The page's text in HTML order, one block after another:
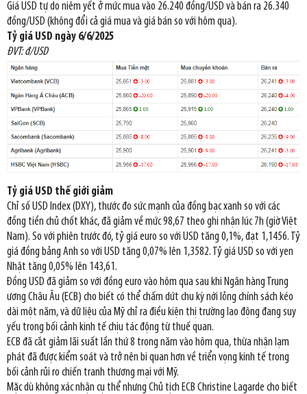
Giá USD tự do niêm yết ở mức mua vào 26.240 đồng/USD và bán ra 26.340
đồng/USD (không đổi cả giá mua và giá bán so với hôm qua).
Tỷ giá USD ngày 6/6/2025
ĐVT: đ/USD
Tỷ giá USD thế giới giảm
Chỉ số USD Index (DXY), thước đo sức mạnh của đồng bạc xanh so với các
đồng tiền chủ chốt khác, đã giảm về mức 98,67 theo ghi nhận lúc 7h (giờ Việt
Nam). So với phiên trước đó, tỷ giá euro so với USD tăng 0,1%, đạt 1,1456. Tỷ
giá đồng bảng Anh so với USD tăng 0,07% lên 1,3582. Tỷ giá USD so với yen
Nhật tăng 0,05% lên 143,61.
Đồng USD đã giảm so với đồng euro vào hôm qua sau khi Ngân hàng Trung
ương Châu Âu (ECB) cho biết có thể chấm dứt chu kỳ nới lỏng chính sách kéo
dài một năm, và dữ liệu của Mỹ chỉ ra điều kiện thị trường lao động đang suy
yếu trong bối cảnh kinh tế chịu tác động từ thuế quan.
ECB đã cắt giảm lãi suất lần thứ 8 trong năm vào hôm qua, thừa nhận lạm
phát đã được kiểm soát và trở nên bi quan hơn về triển vọng kinh tế trong
bối cảnh rủi ro chiến tranh thương mại với Mỹ.
Mặc dù không xác nhận cụ thể nhưng Chủ tịch ECB Christine Lagarde cho biết